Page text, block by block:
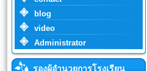
blog
video
Administrator
รองผู้อำนวยการโรงเรียน